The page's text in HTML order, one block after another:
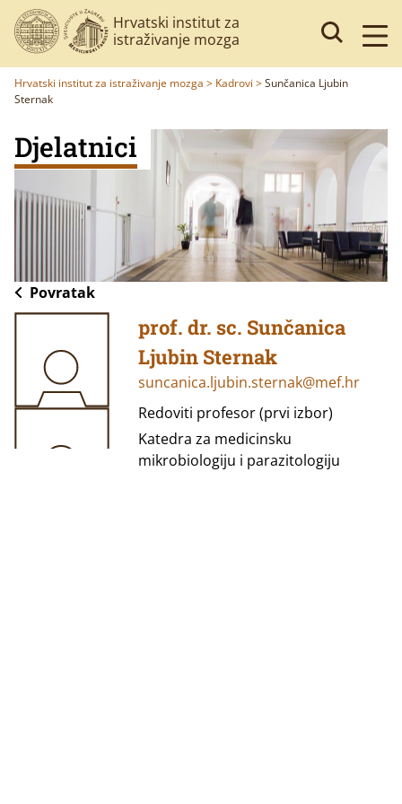
Hrvatski institut za
istraživanje mozga
Hrvatski institut za istraživanje mozga > Kadrovi >Sunčanica Ljubin
Sternak
Djelatnici
Povratak
prof. dr. sc. Sunčanica
Ljubin Sternak
suncanica.ljubin.sternak@mef.hr
Redoviti profesor (prvi izbor)
Katedra za medicinsku
mikrobiologiju i parazitologiju